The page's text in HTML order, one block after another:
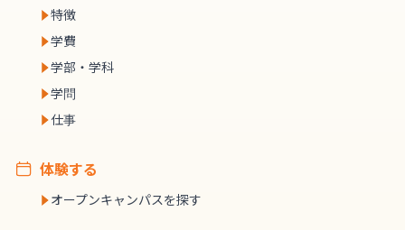
特徴
学費
学部・学科
学問
仕事
体験する
オープンキャンパスを探す